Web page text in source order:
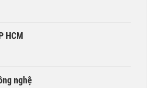
HCM
nghệ